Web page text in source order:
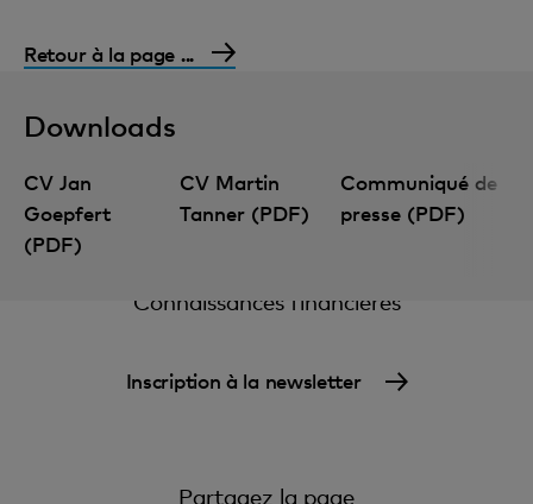
Retour à la page ...
Downloads
CV Jan
Goepfert
(PDF)
CV Martin
Tanner (PDF)
Communiqué de
presse (PDF)
Connaissances financières
Inscription à la newsletter
Partagez la page